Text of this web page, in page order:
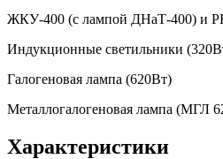
ЖКУ-400 (с лампой ДНаТ-400) и
Индукционные светильники
Галогеновая лампа (620Вт)
Металлогалогеновая лампа (МГЛ
Характеристики